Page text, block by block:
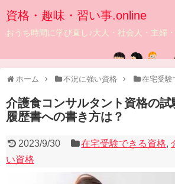
資格・趣味・習い事.online
おうち時間に学び直し♪大人・社会人・主婦
ホーム 不況に強い資格 在宅受験
介護食コンサルタント資格の試
履歴書への書き方は？
2023/9/30 在宅受験できる資格,
い資格